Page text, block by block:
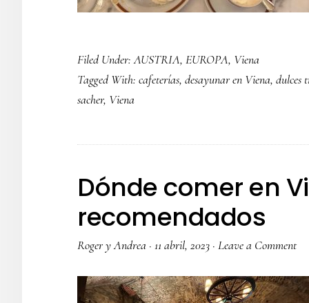
Filed Under:AUSTRIA, EUROPA, Viena
Tagged With: cafeterías, desayunar en Viena, dulces
sacher, Viena
Dónde comer en
recomendados
Roger y Andrea · 11 abril, 2023 · Leave a Comment